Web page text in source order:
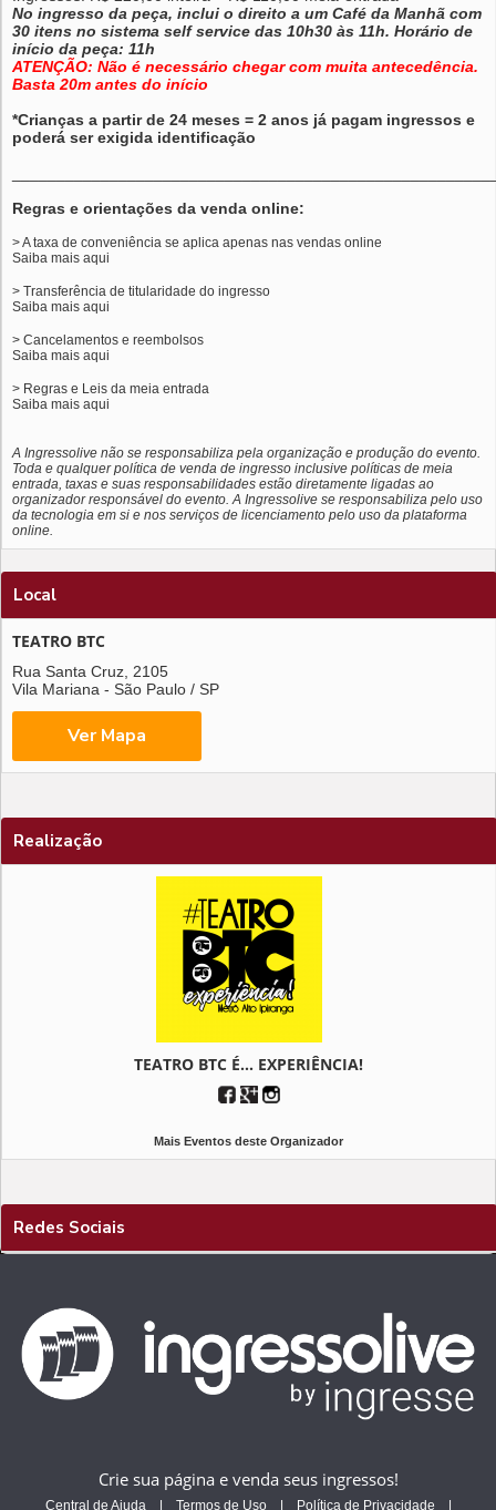
No ingresso da peça, inclui o direito a um Café da Manhã com
30 itens no sistema self service das 10h30 às 11h. Horário de
início da peça: 11h
ATENÇÃO: Não é necessário chegar com muita antecedência.
Basta 20m antes do início
*Crianças a partir de 24 meses = 2 anos já pagam ingressos e
poderá ser exigida identificação
Regras e orientações da venda online:
> A taxa de conveniência se aplica apenas nas vendas online
Saiba mais aqui
> Transferência de titularidade do ingresso
Saiba mais aqui
> Cancelamentos e reembolsos
Saiba mais aqui
> Regras e Leis da meia entrada
Saiba mais aqui
A Ingressolive não se responsabiliza pela organização e produção do evento.
Toda e qualquer política de venda de ingresso inclusive políticas de meia
entrada, taxas e suas responsabilidades estão diretamente ligadas ao
organizador responsável do evento. A Ingressolive se responsabiliza pelo uso
da tecnologia em si e nos serviços de licenciamento pelo uso da plataforma
online.
Local
TEATRO BTC
Rua Santa Cruz, 2105
Vila Mariana - São Paulo / SP
Realização
TEATRO BTC É... EXPERIÊNCIA!
Mais Eventos deste Organizador
Redes Sociais
Crie sua página e venda seus ingressos!
Central de Ajuda | Termos de Uso | Política de Privacidade |